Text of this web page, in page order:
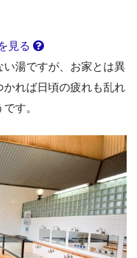
見る
湯ですが、お家とは異
れば日頃の疲れも乱れ
す。